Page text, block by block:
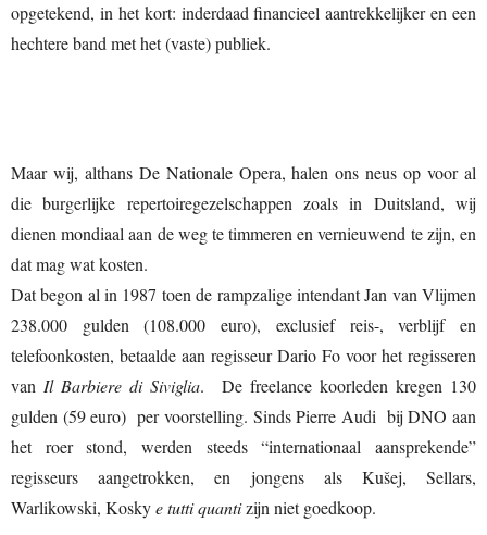
opgetekend, in het kort: inderdaad financieel aantrekkelijker en een
hechtere band met het (vaste) publiek.
Maar wij, althans De Nationale Opera, halen ons neus op voor al
die burgerlijke repertoiregezelschappen zoals in Duitsland, wij
dienen mondiaal aan de weg te timmeren en vernieuwend te zijn, en
dat mag wat kosten.
Dat begon al in 1987 toen de rampzalige intendant Jan van Vlijmen
238.000 gulden (108.000 euro), exclusief reis-, verblijf en
telefoonkosten, betaalde aan regisseur Dario Fo voor het regisseren
van Il Barbiere di Siviglia. De freelance koorleden kregen 130
gulden (59 euro) per voorstelling. Sinds Pierre Audi bij DNO aan
het roer stond, werden steeds “internationaal aansprekende”
regisseurs aangetrokken, en jongens als Kušej, Sellars,
Warlikowski, Koskye tutti quantizijn niet goedkoop.